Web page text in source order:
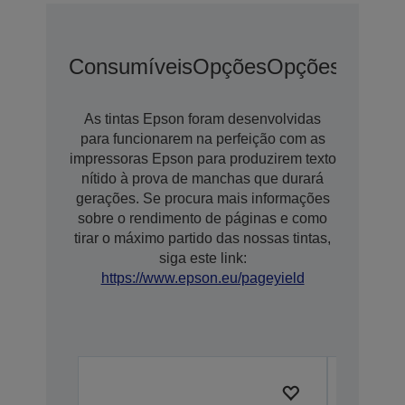
ConsumíveisOpçõesOpções De
As tintas Epson foram desenvolvidas
para funcionarem na perfeição com as
impressoras Epson para produzirem texto
nítido à prova de manchas que durará
gerações. Se procura mais informações
sobre o rendimento de páginas e como
tirar o máximo partido das nossas tintas,
siga este link:
https://www.epson.eu/pageyield